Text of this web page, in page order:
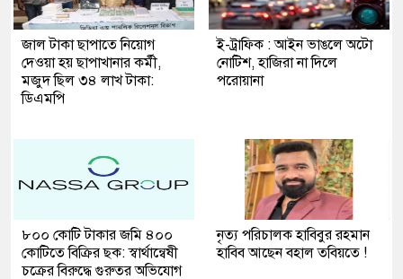
জাল টাকা ছাপাতে নিয়োগ
দেওয়া হয় ছাপাখানার কর্মী,
মজুদ ছিল ৩৪ লাখ টাকা:
ডিএমপি
ই-ট্রাফিক : আইন ভাঙলে অটো
নোটিশ, হাজিরা না দিলে
পরোয়ানা
৮০০ কোটি টাকার জমি ৪০০
কোটিতে বিক্রির ছক: স্বার্থান্বেষী
চক্রের বিরুদ্ধে গুরুতর অভিযোগ
নৃত্য পরিচালক হাবিবুর রহমান
হাবিব আছেন বহাল তবিয়তে !